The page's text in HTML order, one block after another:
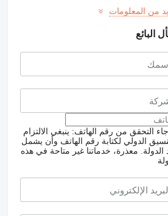
من المعلومات
البائع
التحقق من رقم الهاتف: ينبغي الالتزام
الدولي لكتابة رقم الهاتف وأن يشمل
الدولة.
معذرة، خدماتنا غير متاحة في هذه